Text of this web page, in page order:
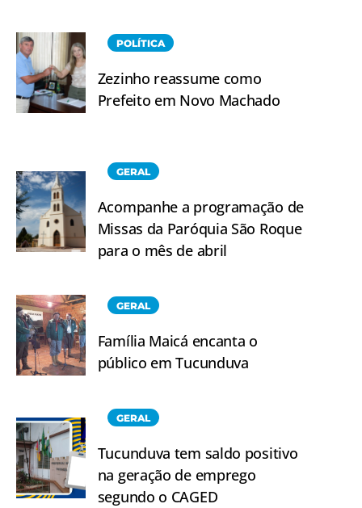
POLÍTICA
Zezinho reassume como
Prefeito em Novo Machado
GERAL
Acompanhe a programação de
Missas da Paróquia São Roque
para o mês de abril
GERAL
Família Maicá encanta o
público em Tucunduva
GERAL
Tucunduva tem saldo positivo
na geração de emprego
segundo o CAGED